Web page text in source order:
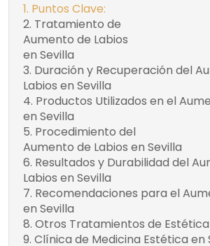
Puntos Clave:
Tratamiento de
Aumento de Labios
en Sevilla
Duración y Recuperación del
Labios en Sevilla
Productos Utilizados en el
en Sevilla
Procedimiento del
Aumento de Labios en Sevilla
Resultados y Durabilidad del
Labios en Sevilla
Recomendaciones para el
en Sevilla
Otros Tratamientos de Estética
Clínica de Medicina Estética en